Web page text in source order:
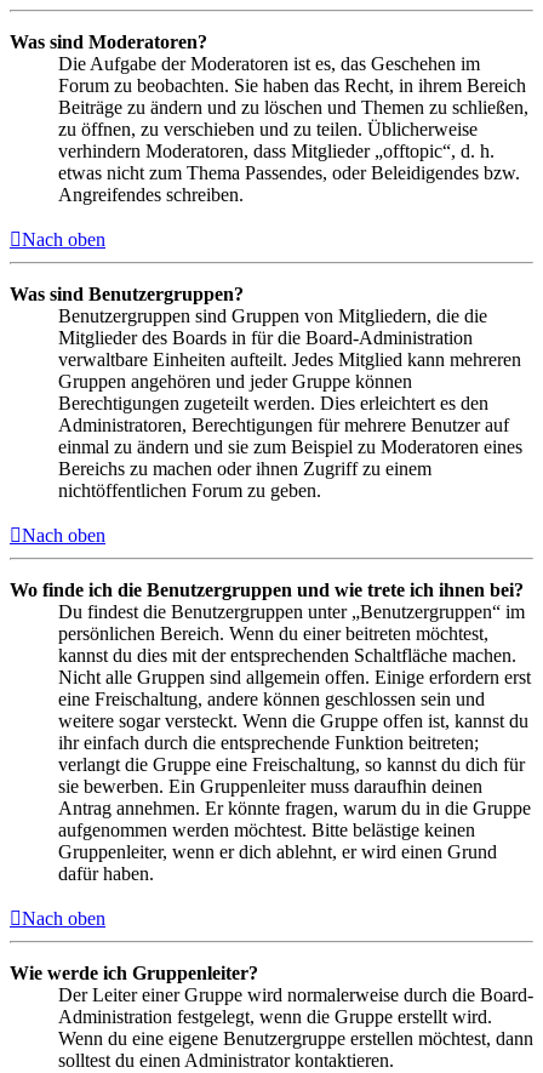
Was sind Moderatoren?
Die Aufgabe der Moderatoren ist es, das Geschehen im
Forum zu beobachten. Sie haben das Recht, in ihrem Bereich
Beiträge zu ändern und zu löschen und Themen zu schließen,
zu öffnen, zu verschieben und zu teilen. Üblicherweise
verhindern Moderatoren, dass Mitglieder „offtopic“, d. h.
etwas nicht zum Thema Passendes, oder Beleidigendes bzw.
Angreifendes schreiben.
Nach oben
Was sind Benutzergruppen?
Benutzergruppen sind Gruppen von Mitgliedern, die die
Mitglieder des Boards in für die Board-Administration
verwaltbare Einheiten aufteilt. Jedes Mitglied kann mehreren
Gruppen angehören und jeder Gruppe können
Berechtigungen zugeteilt werden. Dies erleichtert es den
Administratoren, Berechtigungen für mehrere Benutzer auf
einmal zu ändern und sie zum Beispiel zu Moderatoren eines
Bereichs zu machen oder ihnen Zugriff zu einem
nichtöffentlichen Forum zu geben.
Nach oben
Wo finde ich die Benutzergruppen und wie trete ich ihnen bei?
Du findest die Benutzergruppen unter „Benutzergruppen“ im
persönlichen Bereich. Wenn du einer beitreten möchtest,
kannst du dies mit der entsprechenden Schaltfläche machen.
Nicht alle Gruppen sind allgemein offen. Einige erfordern erst
eine Freischaltung, andere können geschlossen sein und
weitere sogar versteckt. Wenn die Gruppe offen ist, kannst du
ihr einfach durch die entsprechende Funktion beitreten;
verlangt die Gruppe eine Freischaltung, so kannst du dich für
sie bewerben. Ein Gruppenleiter muss daraufhin deinen
Antrag annehmen. Er könnte fragen, warum du in die Gruppe
aufgenommen werden möchtest. Bitte belästige keinen
Gruppenleiter, wenn er dich ablehnt, er wird einen Grund
dafür haben.
Nach oben
Wie werde ich Gruppenleiter?
Der Leiter einer Gruppe wird normalerweise durch die Board-
Administration festgelegt, wenn die Gruppe erstellt wird.
Wenn du eine eigene Benutzergruppe erstellen möchtest, dann
solltest du einen Administrator kontaktieren.